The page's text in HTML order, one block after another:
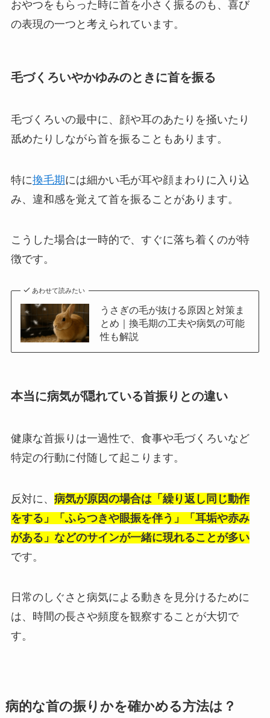
おやつをもらった時に首を小さく振るのも、喜び
の表現の一つと考えられています。
毛づくろいやかゆみのときに首を振る
毛づくろいの最中に、顔や耳のあたりを掻いたり
舐めたりしながら首を振ることもあります。
特に換毛期には細かい毛が耳や顔まわりに入り込
み、違和感を覚えて首を振ることがあります。
こうした場合は一時的で、すぐに落ち着くのが特
徴です。
あわせて読みたい
うさぎの毛が抜ける原因と対策ま
とめ｜換毛期の工夫や病気の可能
性も解説
本当に病気が隠れている首振りとの違い
健康な首振りは一過性で、食事や毛づくろいなど
特定の行動に付随して起こります。
反対に、 病気が原因の場合は「繰り返し同じ動作
をする」「ふらつきや眼振を伴う」「耳垢や赤み
がある」などのサインが一緒に現れることが多い
です。
日常のしぐさと病気による動きを見分けるために
は、時間の長さや頻度を観察することが大切で
す。
病的な首の振りかを確かめる方法は？